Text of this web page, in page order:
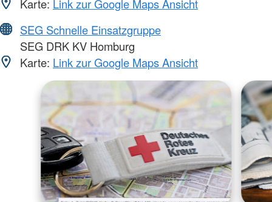
Karte: Link zur Google Maps Ansicht
SEG Schnelle Einsatzgruppe
SEG DRK KV Homburg
Karte: Link zur Google Maps Ansicht